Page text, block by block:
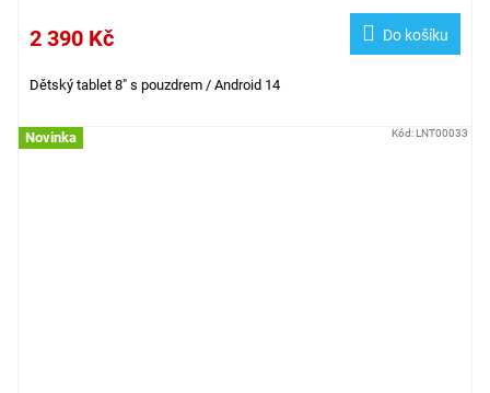
2 390 Kč Do košíku
Dětský tablet 8" s pouzdrem / Android 14
Novinka Kód:LNT00033